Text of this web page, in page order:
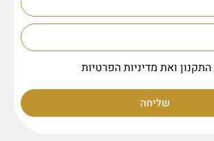
ואת מדיניות הפרטיות
שליחה